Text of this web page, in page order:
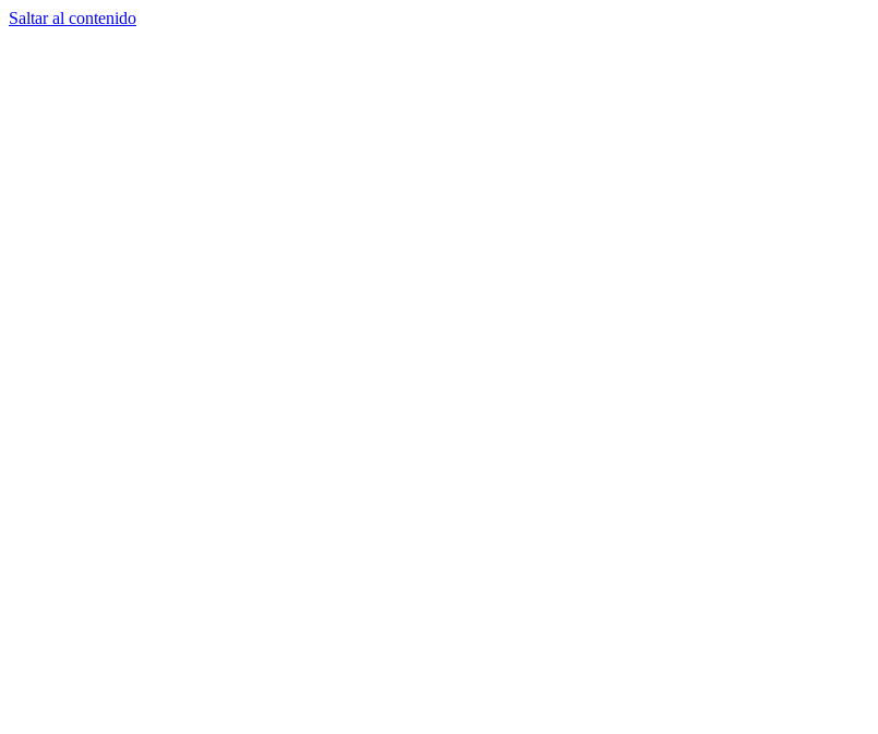
Saltar al contenido